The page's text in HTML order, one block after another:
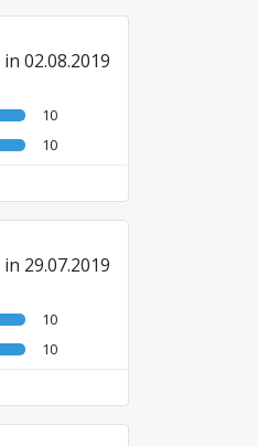
in 02.08.2019
10
10
in 29.07.2019
10
10